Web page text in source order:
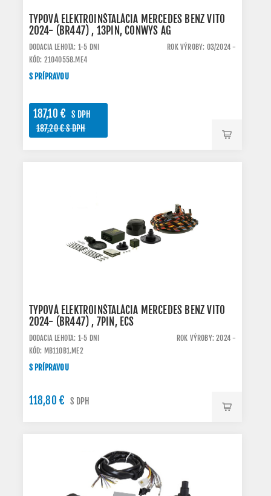
TYPOVÁ ELEKTROINŠTALÁCIA MERCEDES BENZ VITO
2024- (BR447) , 13PIN, CONWYS AG
DODACIA LEHOTA: 1-5 DNI
ROK VÝROBY: 03/2024 -
KÓD: 21040558.ME4
S PRÍPRAVOU
187,10 €
S DPH
187,20 € S DPH
TYPOVÁ ELEKTROINŠTALÁCIA MERCEDES BENZ VITO
2024- (BR447) , 7PIN, ECS
DODACIA LEHOTA: 1-5 DNI
ROK VÝROBY: 2024 -
KÓD: MB110B1.ME2
S PRÍPRAVOU
118,80 € S DPH